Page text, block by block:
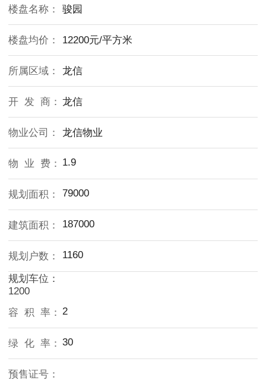
楼盘名称： 骏园
楼盘均价： 12200元/平方米
所属区域： 龙信
开 发 商： 龙信
物业公司： 龙信物业
物 业 费： 1.9
规划面积： 79000
建筑面积： 187000
规划户数： 1160
规划车位：
1200
容 积 率： 2
绿 化 率： 30
预售证号：